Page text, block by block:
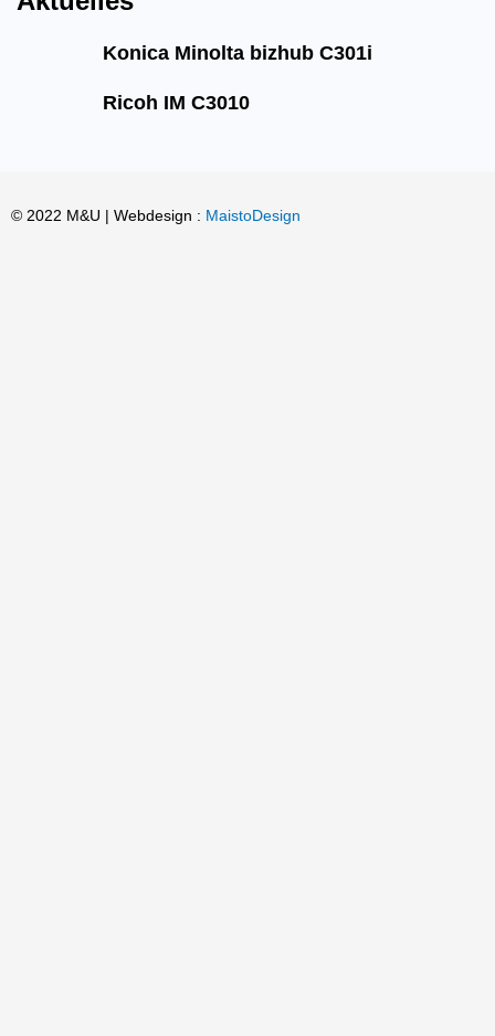
Konica Minolta bizhub C301i
Ricoh IM C3010
© 2022 M&U | Webdesign : MaistoDesign